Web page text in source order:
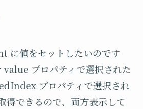
に値をセットしたいのです
プロパティで選択された
プロパティで選択され
得できるので、両方表示して